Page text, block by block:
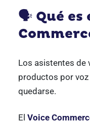
🗣 Qué es
Los asistentes de
productos por voz
quedarse.
El Voice